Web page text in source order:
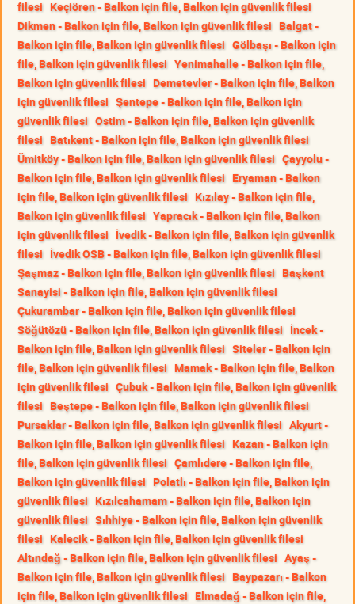
filesi Keçiören - Balkon için file, Balkon için güvenlik filesi
Dikmen - Balkon için file, Balkon için güvenlik filesi Balgat -
Balkon için file, Balkon için güvenlik filesi Gölbaşı - Balkon için
file, Balkon için güvenlik filesi Yenimahalle - Balkon için file,
Balkon için güvenlik filesi Demetevler - Balkon için file, Balkon
için güvenlik filesi Şentepe - Balkon için file, Balkon için
güvenlik filesi Ostim - Balkon için file, Balkon için güvenlik
filesi Batıkent - Balkon için file, Balkon için güvenlik filesi
Ümitköy - Balkon için file, Balkon için güvenlik filesi Çayyolu -
Balkon için file, Balkon için güvenlik filesi Eryaman - Balkon
için file, Balkon için güvenlik filesi Kızılay - Balkon için file,
Balkon için güvenlik filesi Yapracık - Balkon için file, Balkon
için güvenlik filesi İvedik - Balkon için file, Balkon için güvenlik
filesi İvedik OSB - Balkon için file, Balkon için güvenlik filesi
Şaşmaz - Balkon için file, Balkon için güvenlik filesi Başkent
Sanayisi - Balkon için file, Balkon için güvenlik filesi
Çukurambar - Balkon için file, Balkon için güvenlik filesi
Söğütözü - Balkon için file, Balkon için güvenlik filesi İncek -
Balkon için file, Balkon için güvenlik filesi Siteler - Balkon için
file, Balkon için güvenlik filesi Mamak - Balkon için file, Balkon
için güvenlik filesi Çubuk - Balkon için file, Balkon için güvenlik
filesi Beştepe - Balkon için file, Balkon için güvenlik filesi
Pursaklar - Balkon için file, Balkon için güvenlik filesi Akyurt -
Balkon için file, Balkon için güvenlik filesi Kazan - Balkon için
file, Balkon için güvenlik filesi Çamlıdere - Balkon için file,
Balkon için güvenlik filesi Polatlı - Balkon için file, Balkon için
güvenlik filesi Kızılcahamam - Balkon için file, Balkon için
güvenlik filesi Sıhhiye - Balkon için file, Balkon için güvenlik
filesi Kalecik - Balkon için file, Balkon için güvenlik filesi
Altındağ - Balkon için file, Balkon için güvenlik filesi Ayaş -
Balkon için file, Balkon için güvenlik filesi Baypazarı - Balkon
için file, Balkon için güvenlik filesi Elmadağ - Balkon için file,